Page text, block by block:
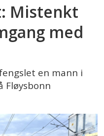
Mistenkt
med
en mann i
Fløysbonn